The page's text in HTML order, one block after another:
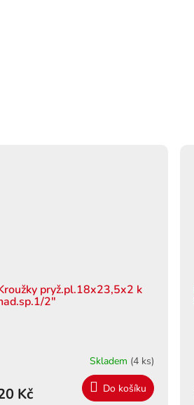
pryž.pl.18x23,5x2 k
2"
Skladem (4 ks)
Kč Do košíku